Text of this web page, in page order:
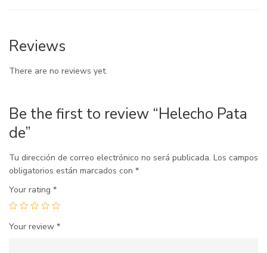
Reviews
There are no reviews yet.
Be the first to review “Helecho Pata
de”
Tu dirección de correo electrónico no será publicada. Los campos
obligatorios están marcados con *
Your rating *
Your review *